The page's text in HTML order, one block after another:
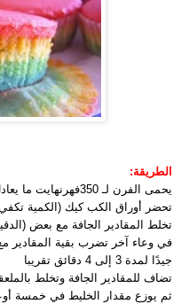
الطريقة:
يحمى الفرن لـ 350فهرنهايت ما يعادل 180 مئوي
تحضر أوراق الكب كيك (الكمية تكفي 10
تخلط المقادير الجافة مع بعض
في وعاء آخر تضرب بقية المقادير
جيدًا لمدة 3 إلى 4 دقائق تقريبا
تضاف للمقادير الجافة وتخلط
ثم يوزع مقدار الخليط في خمسة